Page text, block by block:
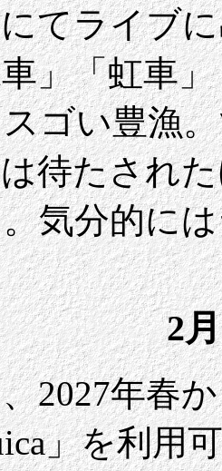
てライブ
」「虹車
ゴい豊漁
待たされ
気分的に
2
2027年春
」を利用